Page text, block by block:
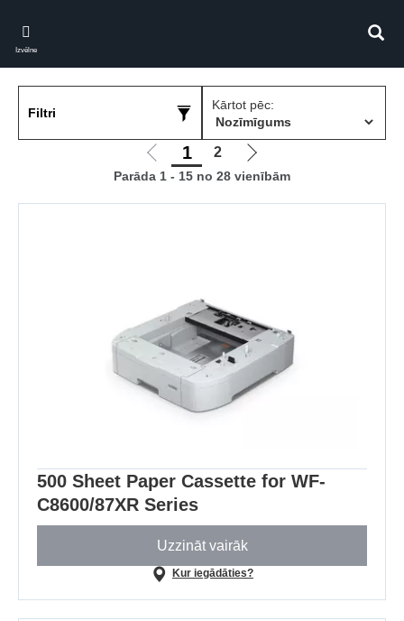
main
content
Izvēlne
Filtri
Kārtot pēc:
Iet
uz
iepriekšējo
1 2
Iet
uz
nākamo
Parāda 1 - 15 no 28 vienībām
500 Sheet Paper Cassette for WF-
C8600/87XR Series
Uzzināt vairāk
Kur iegādāties?